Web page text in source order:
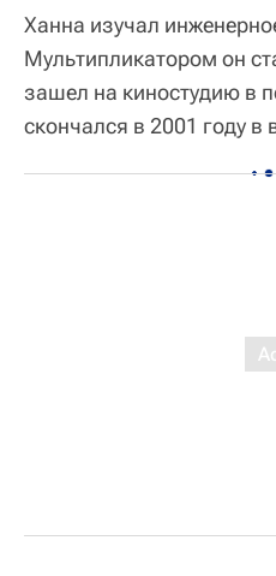
Ханна изучал
Мультипликатором он
зашел на киностудию в
скончался в 2001 году в